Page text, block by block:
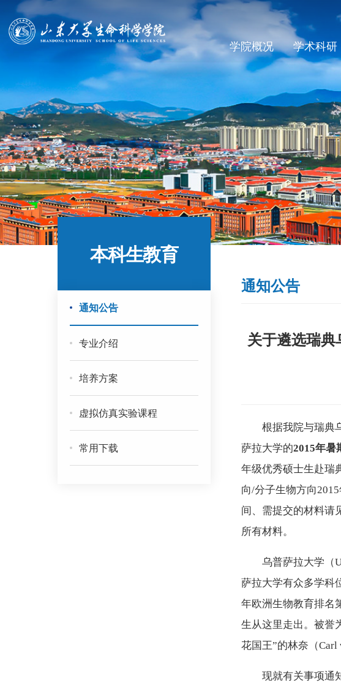
学院概况 学术科研
本科生教育
通知公告
专业介绍
培养方案
虚拟仿真实验课程
常用下载
通知公告
关于遴选瑞
根据我院与瑞典
萨拉大学的2015年暑
年级优秀硕士生赴瑞
向/分子生物方向
间、需提交的材料请
所有材料。
乌普萨拉大学（
萨拉大学有众多学科
年欧洲生物教育排名
生从这里走出。被誉
花国王”的林奈（Carl
现就有关事项通